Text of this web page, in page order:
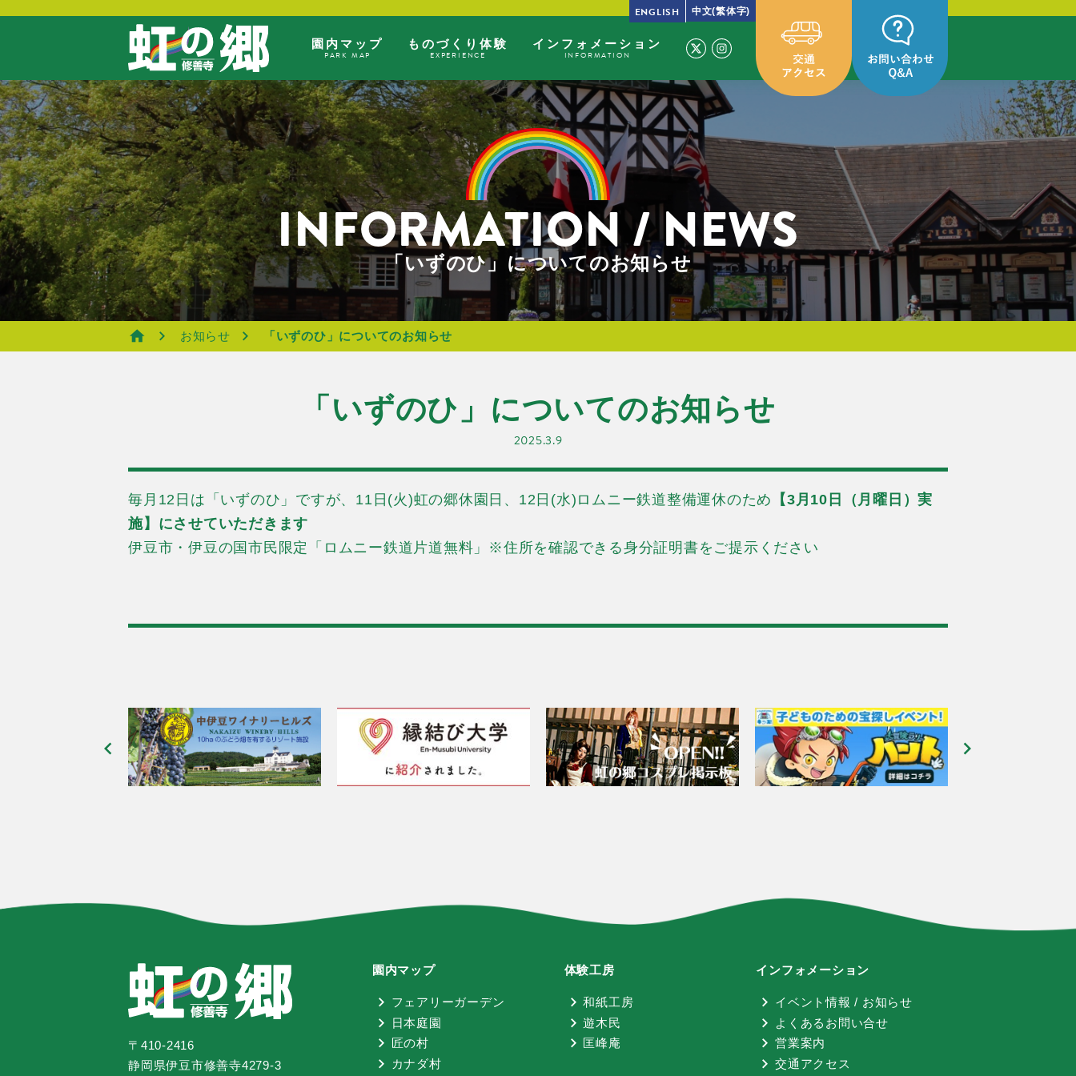
園内マップ
PARK MAP
ものづくり体験
EXPERIENCE
インフォメーション
INFORMATION
ENGLISH 中文(繁体字)
INFORMATION / NEWS
「いずのひ」についてのお知らせ
お知らせ 「いずのひ」についてのお知らせ
「いずのひ」についてのお知らせ
2025.3.9
毎月12日は「いずのひ」ですが、11日(火)虹の郷休園日、12日(水)ロムニー鉄道整備運休のため 【3月10日（月曜日）実
施】にさせていただきます
伊豆市・伊豆の国市民限定「ロムニー鉄道片道無料」※住所を確認できる身分証明書をご提示ください
〒410-2416
静岡県伊豆市修善寺4279-3
園内マップ
フェアリーガーデン
日本庭園
匠の村
カナダ村
体験工房
和紙工房
遊木民
匡峰庵
インフォメーション
イベント情報 / お知らせ
よくあるお問い合せ
営業案内
交通アクセス